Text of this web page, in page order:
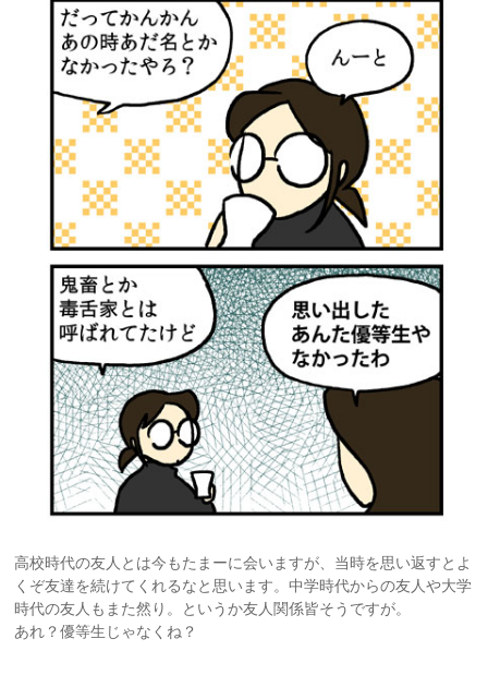
高校時代の友人とは今もたまーに会いますが、当時を思い返すとよ
くぞ友達を続けてくれるなと思います。中学時代からの友人や大学
時代の友人もまた然り。というか友人関係皆そうですが。
あれ？優等生じゃなくね？